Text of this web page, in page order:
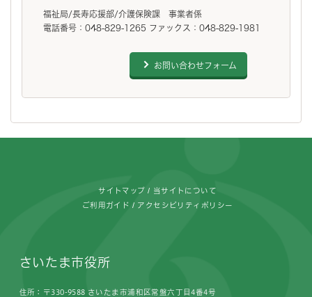
福祉局/長寿応援部/介護保険課 事業者係
電話番号：048-829-1265 ファックス：048-829-1981
お問い合わせフォーム
サイトマップ 当サイトについて
ご利用ガイド アクセシビリティポリシー
さいたま市役所
住所：〒330-9588 さいたま市浦和区常盤六丁目4番4号